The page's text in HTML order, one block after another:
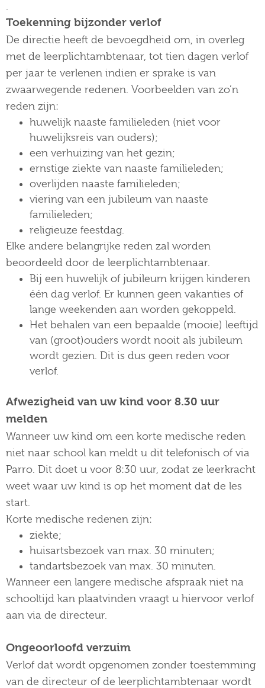
.
Toekenning bijzonder verlof
De directie heeft de bevoegdheid om, in overleg
met de leerplichtambtenaar, tot tien dagen verlof
per jaar te verlenen indien er sprake is van
zwaarwegende redenen. Voorbeelden van zo’n
reden zijn:
huwelijk naaste familieleden (niet voor
huwelijksreis van ouders);
een verhuizing van het gezin;
ernstige ziekte van naaste familieleden;
overlijden naaste familieleden;
viering van een jubileum van naaste
familieleden;
religieuze feestdag.
Elke andere belangrijke reden zal worden
beoordeeld door de leerplichtambtenaar.
Bij een huwelijk of jubileum krijgen kinderen
één dag verlof. Er kunnen geen vakanties of
lange weekenden aan worden gekoppeld.
Het behalen van een bepaalde (mooie) leeftijd
van (groot)ouders wordt nooit als jubileum
wordt gezien. Dit is dus geen reden voor
verlof.
Afwezigheid van uw kind voor 8.30 uur
melden
Wanneer uw kind om een korte medische reden
niet naar school kan meldt u dit telefonisch of via
Parro. Dit doet u voor 8:30 uur, zodat ze leerkracht
weet waar uw kind is op het moment dat de les
start.
Korte medische redenen zijn:
ziekte;
huisartsbezoek van max. 30 minuten;
tandartsbezoek van max. 30 minuten.
Wanneer een langere medische afspraak niet na
schooltijd kan plaatvinden vraagt u hiervoor verlof
aan via de directeur.
Ongeoorloofd verzuim
Verlof dat wordt opgenomen zonder toestemming
van de directeur of de leerplichtambtenaar wordt